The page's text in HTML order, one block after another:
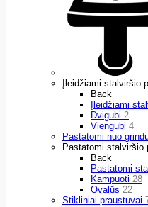
Įleidžiami stalviršio
Back
Įleidžiami
Dvigubi 2
Viengubi 4
Pastatomi nuo
Pastatomi stalviršio
Back
Pastatomi
Kampuoti 28
Ovalūs 22
Stikliniai praustuvai